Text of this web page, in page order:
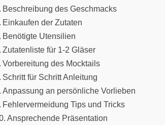
Beschreibung des Geschmacks
Einkaufen der Zutaten
Benötigte Utensilien
Zutatenliste für 1-2 Gläser
Vorbereitung des Mocktails
Schritt für Schritt Anleitung
Anpassung an persönliche Vorlieben
Fehlervermeidung Tips und Tricks
Ansprechende Präsentation